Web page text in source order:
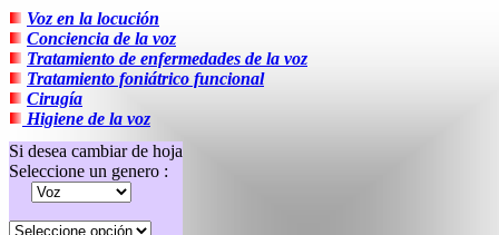
Voz en la locución
Conciencia de la voz
Tratamiento de enfermedades de la voz
Tratamiento foniátrico funcional
Cirugía
Higiene de la voz
Si desea cambiar de hoja
Seleccione un genero :